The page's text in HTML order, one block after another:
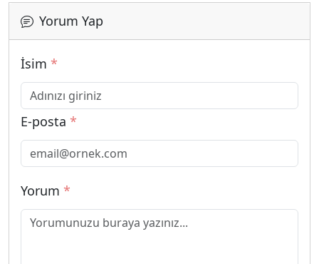
Yorum Yap
İsim *
E-posta *
Yorum *